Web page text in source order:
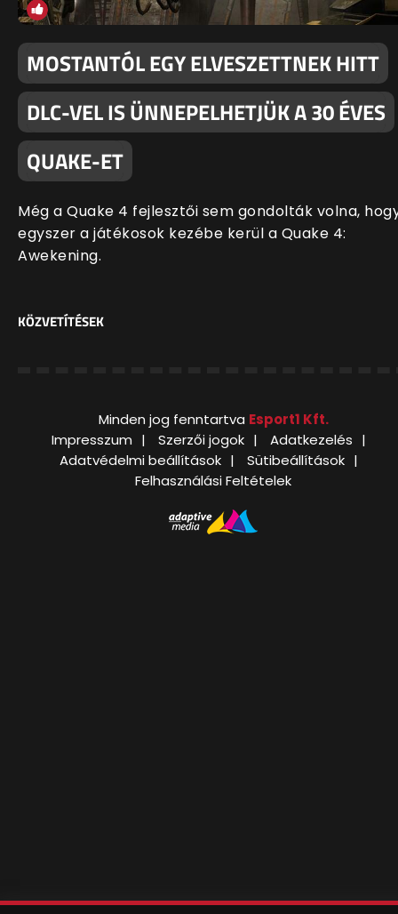
MOSTANTÓL EGY ELVESZETTNEK HITT
DLC-VEL IS ÜNNEPELHETJÜK A 30 ÉVES
QUAKE-ET
Még a Quake 4 fejlesztői sem gondolták volna,
egyszer a játékosok kezébe kerül a Quake 4:
Awekening.
KÖZVETÍTÉSEK
Minden jog fenntartva Esport1 Kft.
Impresszum
Szerzői jogok
Adatkezelés
Adatvédelmi beállítások
Sütibeállítások
Felhasználási Feltételek